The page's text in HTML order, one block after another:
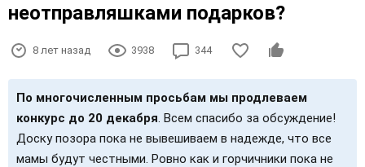
неотправляшками подарков?
8 лет назад 3938 344
По многочисленным просьбам мы продлеваем
конкурс до 20 декабря. Всем спасибо за обсуждение!
Доску позора пока не вывешиваем в надежде, что все
мамы будут честными. Ровно как и горчичники пока не